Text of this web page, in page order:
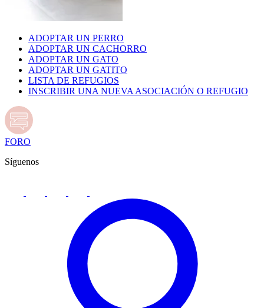
ADOPTAR UN PERRO
ADOPTAR UN CACHORRO
ADOPTAR UN GATO
ADOPTAR UN GATITO
LISTA DE REFUGIOS
INSCRIBIR UNA NUEVA ASOCIACIÓN O REFUGIO
FORO
Síguenos